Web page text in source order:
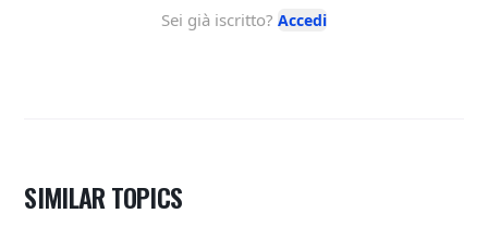
SIMILAR TOPICS